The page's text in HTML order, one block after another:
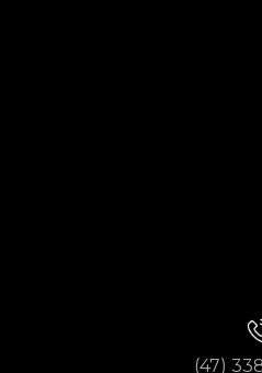
(47)